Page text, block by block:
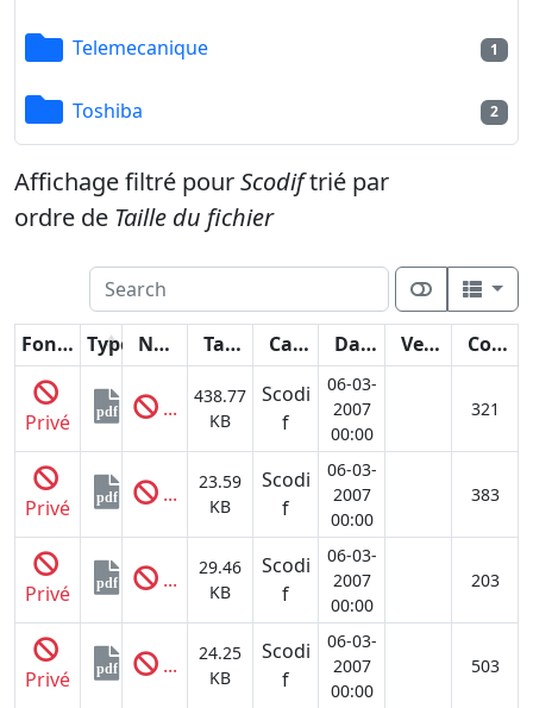
Telemecanique 1
Toshiba 2
Affichage filtré pourScodiftrié par
ordre de Taille du fichier
Fonctions Type Nom Taille Catégorie Date Version Compteur
Privé pdf ...
438.77
KB
Scodi
f
06-03-
2007
00:00
321
Privé pdf ...
23.59
KB
Scodi
f
06-03-
2007
00:00
383
Privé pdf ...
29.46
KB
Scodi
f
06-03-
2007
00:00
203
Privé pdf ...
24.25
KB
Scodi
f
06-03-
2007
00:00
503